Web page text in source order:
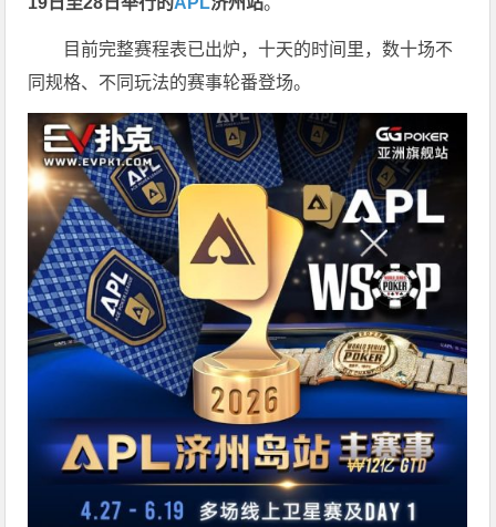
目前完整赛程表已出炉，十天的时间里，数十场不
同规格、不同玩法的赛事轮番登场。